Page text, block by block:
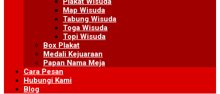
Map Wisuda
Tabung Wisuda
Toga Wisuda
Topi Wisuda
Box Plakat
Medali Kejuaraan
Papan Nama Meja
Cara Pesan
Hubungi Kami
Blog